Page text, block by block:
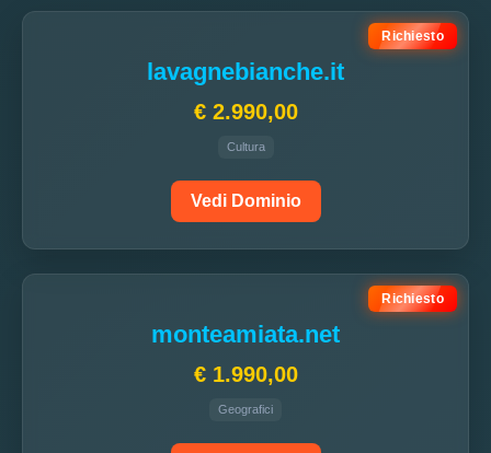
Richiesto
lavagnebianche.it
€ 2.990,00
Cultura
Vedi Dominio
Richiesto
monteamiata.net
€ 1.990,00
Geografici